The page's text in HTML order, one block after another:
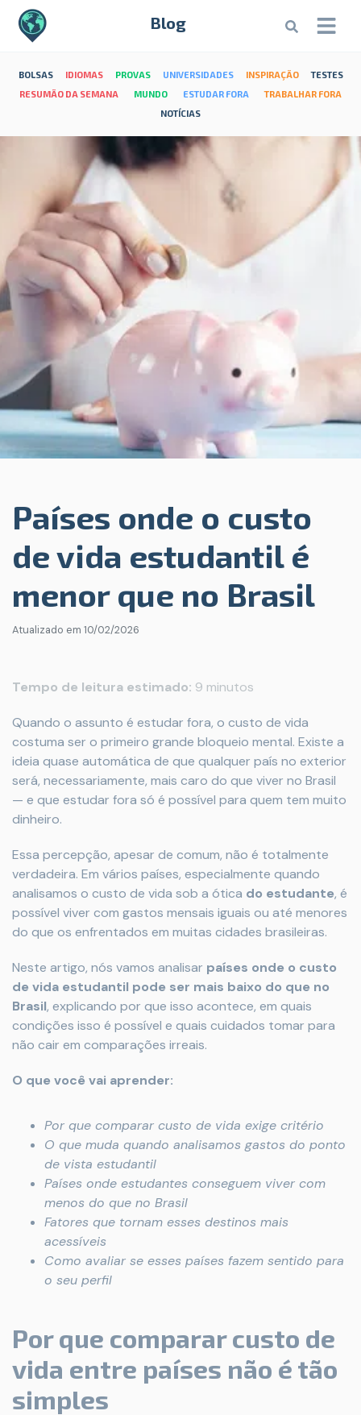
Blog
BOLSAS IDIOMAS PROVAS UNIVERSIDADES INSPIRAÇÃO
TESTES
RESUMÃO DA SEMANA
MUNDO ESTUDAR FORA
TRABALHAR FORA
NOTÍCIAS
Países onde o custo
de vida estudantil é
menor que no Brasil
Atualizado em 10/02/2026
Tempo de leitura estimado: 9 minutos
Quando o assunto é estudar fora, o custo de vida
costuma ser o primeiro grande bloqueio mental. Existe a
ideia quase automática de que qualquer país no exterior
será, necessariamente, mais caro do que viver no Brasil
— e que estudar fora só é possível para quem tem muito
dinheiro.
Essa percepção, apesar de comum, não é totalmente
verdadeira. Em vários países, especialmente quando
analisamos o custo de vida sob a ótica do estudante, é
possível viver com gastos mensais iguais ou até menores
do que os enfrentados em muitas cidades brasileiras.
Neste artigo, nós vamos analisar países onde o custo
de vida estudantil pode ser mais baixo do que no
Brasil, explicando por que isso acontece, em quais
condições isso é possível e quais cuidados tomar para
não cair em comparações irreais.
O que você vai aprender:
Por que comparar custo de vida exige critério
O que muda quando analisamos gastos do ponto
de vista estudantil
Países onde estudantes conseguem viver com
menos do que no Brasil
Fatores que tornam esses destinos mais
acessíveis
Como avaliar se esses países fazem sentido para
o seu perfil
Por que comparar custo de
vida entre países não é tão
simples